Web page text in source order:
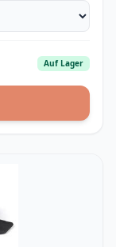
Auf Lager